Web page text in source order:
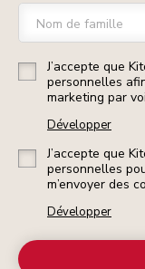
Nom de famille
J’accepte que
personnelles
marketing par
Développer
J’accepte que
personnelles
m’envoyer des
Développer